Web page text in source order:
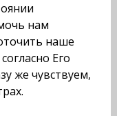
нам
наше
Его
же чувствуем,